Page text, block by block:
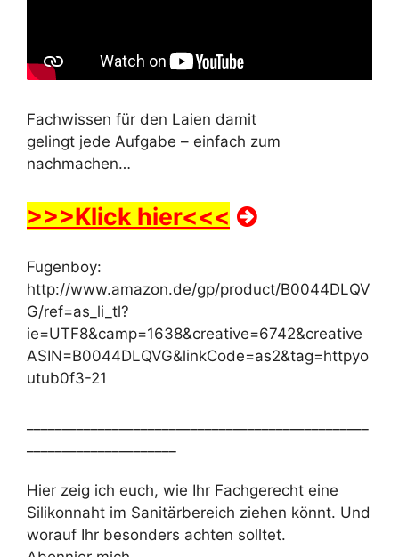
Fachwissen für den Laien damit
gelingt jede Aufgabe – einfach zum
nachmachen…
>>>Klick hier<<<
Fugenboy:
http://www.amazon.de/gp/product/B0044DLQV
G/ref=as_li_tl?
ie=UTF8&camp=1638&creative=6742&creative
ASIN=B0044DLQVG&linkCode=as2&tag=httpyo
utub0f3-21
Hier zeig ich euch, wie Ihr Fachgerecht eine
Silikonnaht im Sanitärbereich ziehen könnt. Und
worauf Ihr besonders achten solltet.